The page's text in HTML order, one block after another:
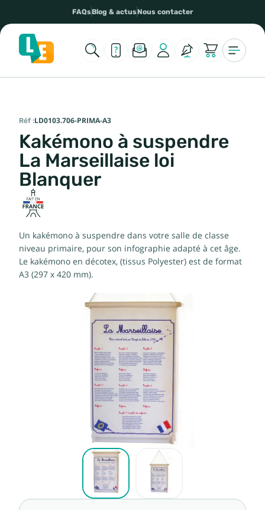
FAQsBlog & actusNous contacter
Réf :LD0103.706-PRIMA-A3
Kakémono à suspendre
La Marseillaise loi
Blanquer
Un kakémono à suspendre dans votre salle de classe
niveau primaire, pour son infographie adapté à cet âge.
Le kakémono en décotex, (tissus Polyester) est de format
A3 (297 x 420 mm).